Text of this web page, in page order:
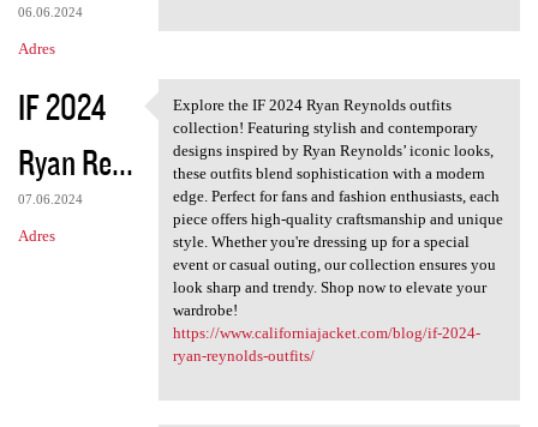
06.06.2024
Adres
IF 2024
Ryan Re...
07.06.2024
Adres
Explore the IF 2024 Ryan
Explore the IF 2024 Ryan Reynolds outfits
collection! Featuring stylish and contemporary
designs inspired by Ryan Reynolds’ iconic looks,
these outfits blend sophistication with a modern
edge. Perfect for fans and fashion enthusiasts, each
piece offers high-quality craftsmanship and unique
style. Whether you're dressing up for a special
event or casual outing, our collection ensures you
look sharp and trendy. Shop now to elevate your
wardrobe!
https://www.californiajacket.com/blog/if-2024-
ryan-reynolds-outfits/